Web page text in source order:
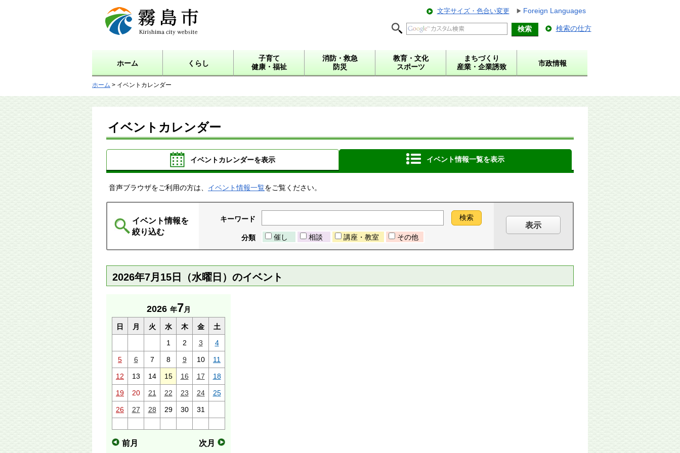
霧島市 Kirishima city
website
文字サイズ・色合い変更 Foreign Languages
検索の仕方
ホーム くらし
子育て
健康・福祉
消防・救急
防災
教育・文化
スポーツ
まちづくり
産業・企業誘致
市政情報
ホーム > イベントカレンダー
イベントカレンダー
イベントカレンダーを表示 イベント情報一覧を表示
音声ブラウザをご利用の方は、 イベント情報一覧をご覧ください。
イベント情報を
絞り込む
キーワード
分類 催し 相談 講座・教室 その他
2026年7月15日（水曜日）のイベント
2026 年7 月
日 月 火 水 木 金
土
1
2 3 4
5 6 7 8 9 10 11
12 13 14 15 16 17 18
19 20 21 22 23 24 25
26 27 28 29 30 31
前月 次月